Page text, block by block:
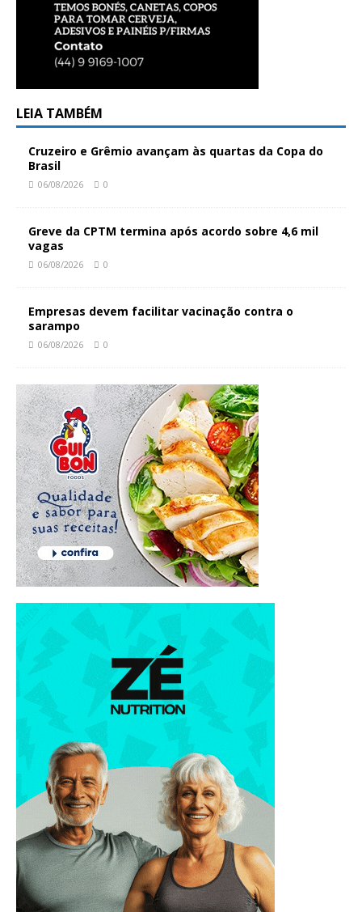
LEIA TAMBÉM
Cruzeiro e Grêmio avançam às quartas da Copa do
Brasil
06/08/2026 0
Greve da CPTM termina após acordo sobre 4,6 mil
vagas
06/08/2026 0
Empresas devem facilitar vacinação contra o
sarampo
06/08/2026 0